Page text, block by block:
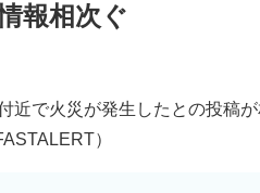
報相次ぐ
近で火災が発生したとの投稿が
）